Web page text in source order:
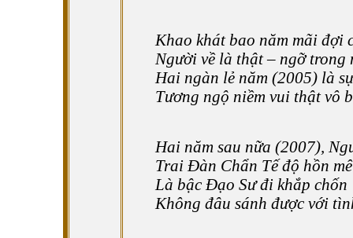
Khao khát bao năm mãi đợi
Người về là thật – ngỡ trong
Hai ngàn lẻ năm (2005) là
Tương ngộ niềm vui thật vô
Hai năm sau nữa (2007),
Trai Đàn Chẩn Tế độ hồn mê
Là bậc Đạo Sư đi khắp chốn
Không đâu sánh được với